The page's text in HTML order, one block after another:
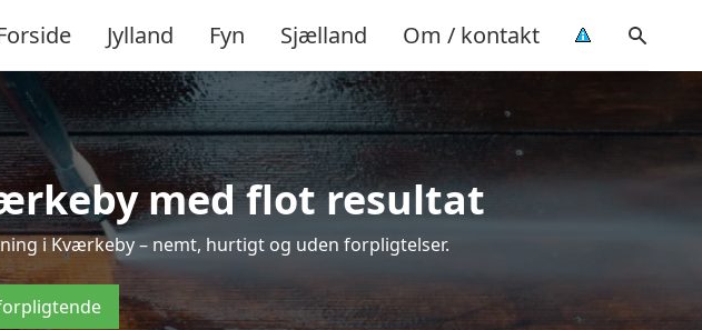
Jylland Fyn Sjælland Om / kontakt
med flot resultat
i Kværkeby – nemt, hurtigt og uden forpligtelser.